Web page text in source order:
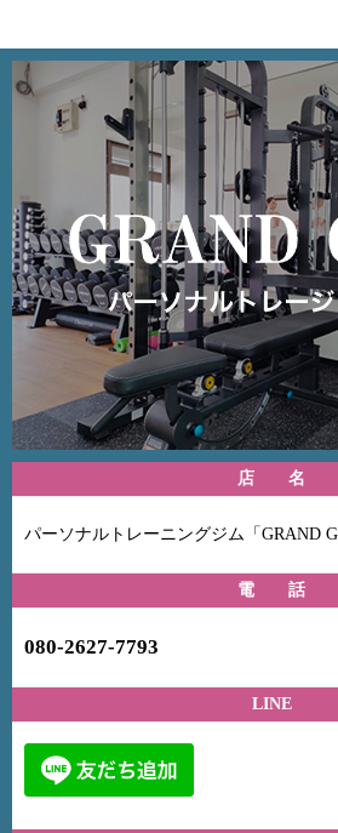
店 名
パーソナルトレーニングジム「GRAND
電 話
080-2627-7793
LINE